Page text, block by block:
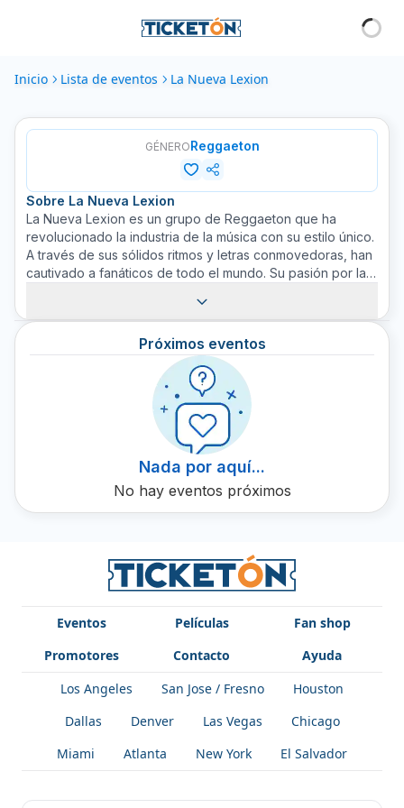
Inicio Lista de eventos La Nueva Lexion
GÉNEROReggaeton
Sobre La Nueva Lexion
La Nueva Lexion es un grupo de Reggaeton que ha
revolucionado la industria de la música con su estilo único.
A través de sus sólidos ritmos y letras conmovedoras, han
cautivado a fanáticos de todo el mundo. Su pasión por la
Representando la nueva generación del género, La
Nueva Lexion ha demostrado un compromiso
inquebrantable con su arte, estableciéndose como una
influencia significativa dentro de la comunidad de
Reggaeton. Este grupo audaz y poderoso continúa
ampliando los límites con su música, cautivando a la
audiencia en cada espectáculo. Obtén tus boletos en
Ticketón y sé parte del fenómeno La Nueva Lexion.
Próximos eventos
Nada por aquí...
No hay eventos próximos
Eventos Películas
Fan shop
Promotores
Contacto
Ayuda
Los Angeles
San Jose / Fresno
Houston
Dallas
Denver Las Vegas
Chicago
Miami
Atlanta New York El Salvador